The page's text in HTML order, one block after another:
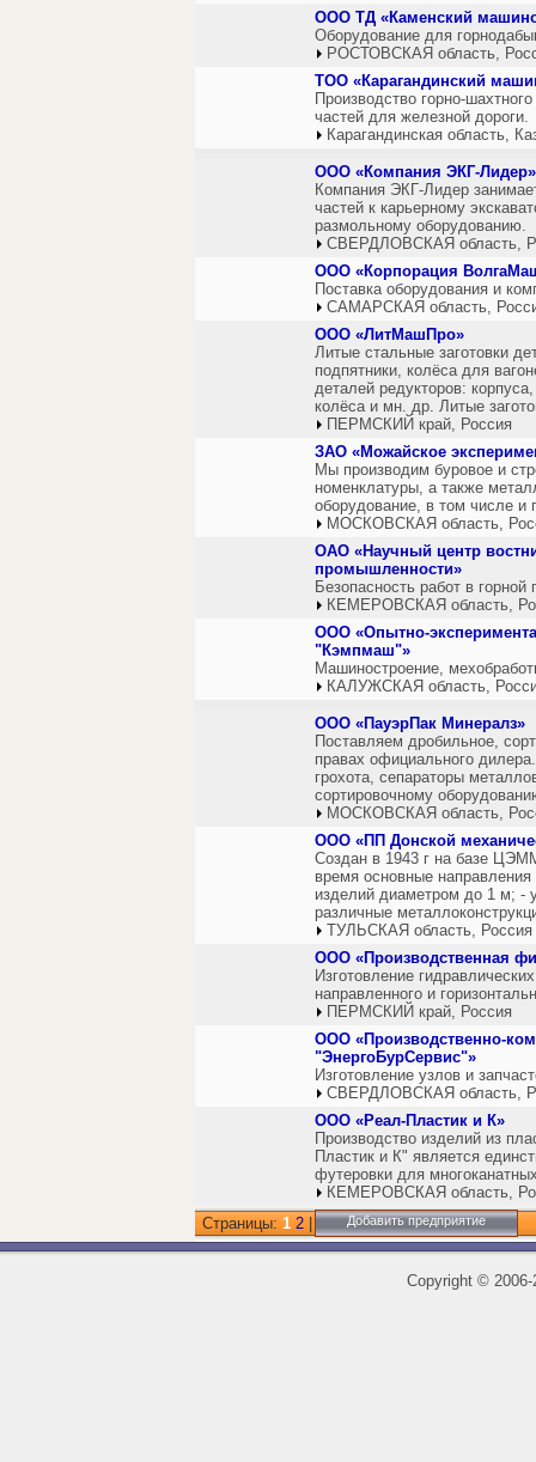
ООО ТД «Каменский
Оборудование для
РОСТОВСКАЯ область,
ТОО «Карагандинский
Производство горно-
частей для железной дороги.
Карагандинская область,
ООО «Компания ЭКГ-Лидер»
Компания ЭКГ-Лидер
частей к карьерному
размольному оборудованию.
СВЕРДЛОВСКАЯ область,
ООО «Корпорация
Поставка оборудования и
САМАРСКАЯ область,
ООО «ЛитМашПро»
Литые стальные заготовки
подпятники, колёса для
деталей редукторов:
колёса и мн. др. Литые
ПЕРМСКИЙ край, Россия
ЗАО «Можайское
Мы производим буровое и
номенклатуры, а также
оборудование, в том числе и
МОСКОВСКАЯ область,
ОАО «Научный центр
промышленности»
Безопасность работ в
КЕМЕРОВСКАЯ область,
ООО «Опытно-
"Кэмпмаш"»
Машиностроение,
КАЛУЖСКАЯ область,
ООО «ПауэрПак Минералз»
Поставляем дробильное,
правах официального
грохота, сепараторы
сортировочному
МОСКОВСКАЯ область,
ООО «ПП Донской
Создан в 1943 г на базе
время основные
изделий диаметром до 1 м; -
различные
ТУЛЬСКАЯ область, Россия
ООО «Производственная
Изготовление
направленного и
ПЕРМСКИЙ край, Россия
ООО «Производственно-
"ЭнергоБурСервис"»
Изготовление узлов и
СВЕРДЛОВСКАЯ область,
ООО «Реал-Пластик и К»
Производство изделий из
Пластик и К" является
футеровки для
КЕМЕРОВСКАЯ область,
Страницы: 1 2 Добавить предприятие
Copyright ©